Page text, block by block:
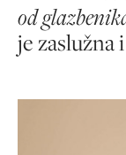
od
je zaslužna i